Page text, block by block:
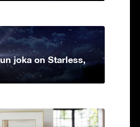
joka on Starless,